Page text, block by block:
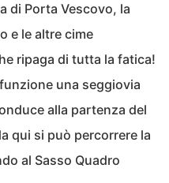
di Porta Vescovo, la
e le altre cime
ripaga di tutta la fatica!
una seggiovia
alla partenza del
qui si può percorrere la
al Sasso Quadro